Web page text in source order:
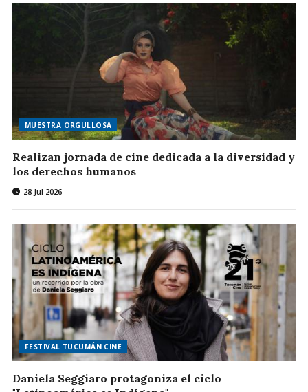
MUESTRA ORGULLOSA
Realizan jornada de cine dedicada a la diversidad y
los derechos humanos
28 Jul 2026
FESTIVAL TUCUMÁN CINE
Daniela Seggiaro protagoniza el ciclo